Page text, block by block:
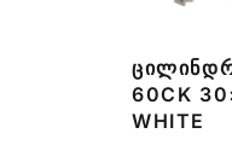
60CK
WHITE